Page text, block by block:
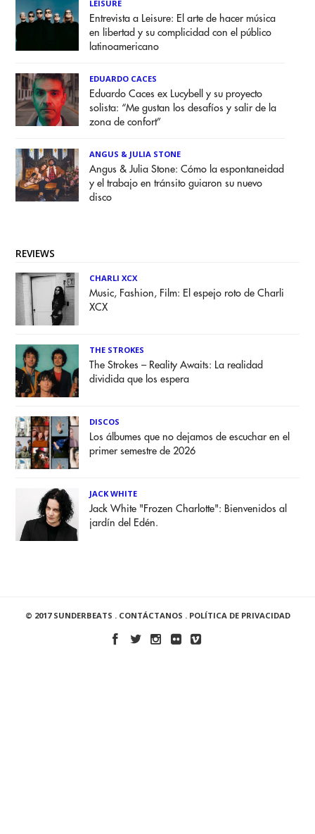
LEISURE
Entrevista a Leisure: El arte de hacer música
en libertad y su complicidad con el público
latinoamericano
EDUARDO CACES
Eduardo Caces ex Lucybell y su proyecto
solista: “Me gustan los desafíos y salir de la
zona de confort”
ANGUS & JULIA STONE
Angus & Julia Stone: Cómo la espontaneidad
y el trabajo en tránsito guiaron su nuevo
disco
REVIEWS
CHARLI XCX
Music, Fashion, Film: El espejo roto de Charli
XCX
THE STROKES
The Strokes – Reality Awaits: La realidad
dividida que los espera
DISCOS
Los álbumes que no dejamos de escuchar en el
primer semestre de 2026
JACK WHITE
Jack White "Frozen Charlotte": Bienvenidos al
jardín del Edén.
© 2017 SUNDERBEATS . CONTÁCTANOS . POLÍTICA DE PRIVACIDAD